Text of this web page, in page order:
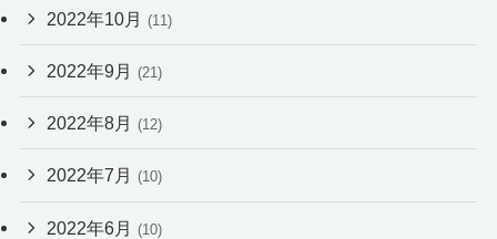
2022年10月 (11)
2022年9月 (21)
2022年8月 (12)
2022年7月 (10)
2022年6月 (10)